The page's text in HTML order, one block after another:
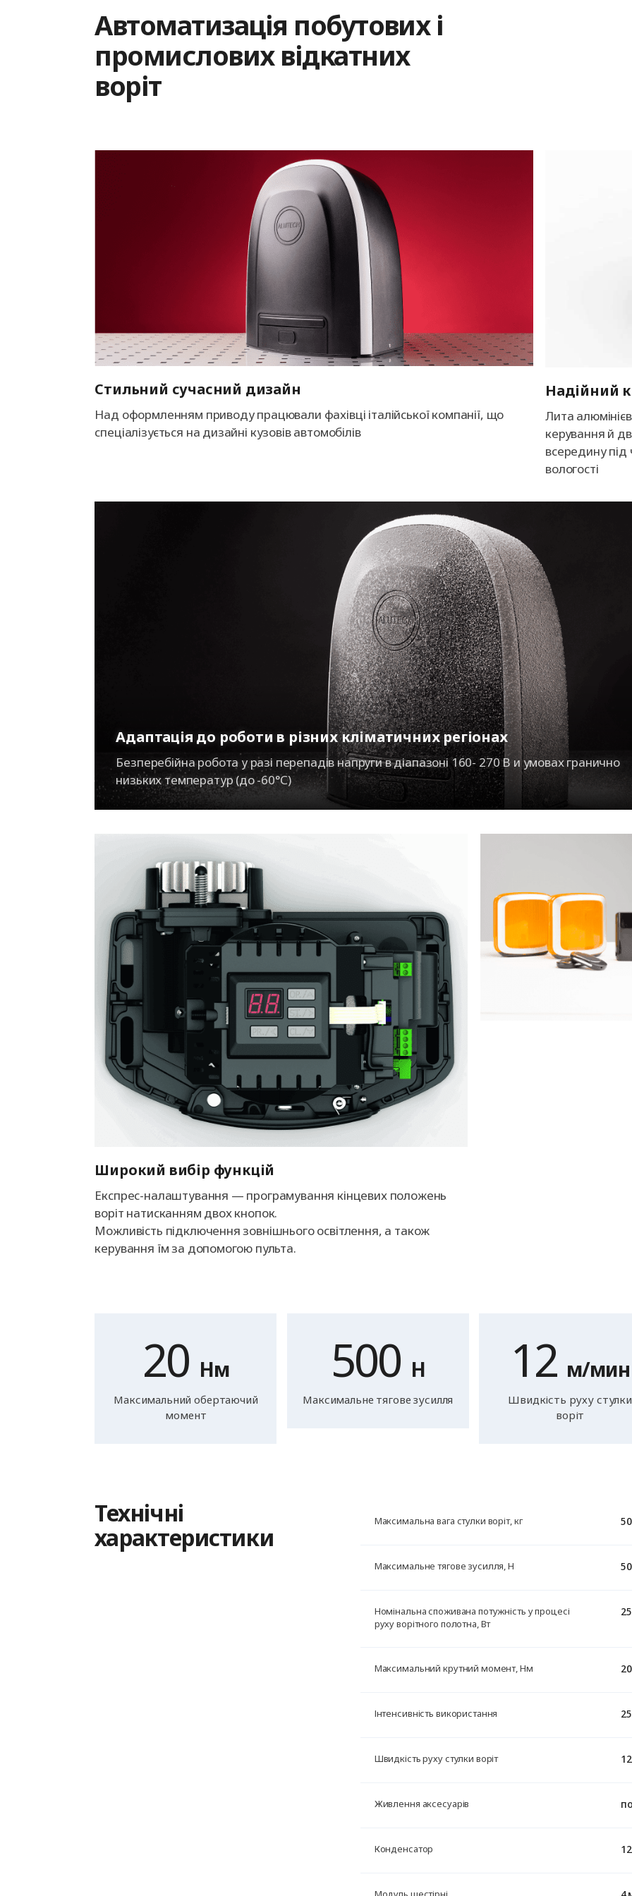
Автоматизація побутових і
промислових відкатних
воріт
Стильний сучасний дизайн
Над оформленням приводу працювали фахівці італійської компанії, що
спеціалізується на дизайні кузовів автомобілів
Надійний
Лита
керування й
всередину під
вологості
Адаптація до роботи в різних кліматичних регіонах
Безперебійна робота у разі перепадів напруги в діапазоні 160- 270 В и умовах гранично
низьких температур (до -60°С)
Широкий вибір функцій
Експрес-налаштування — програмування кінцевих положень
воріт натисканням двох кнопок.
Можливість підключення зовнішнього освітлення, а також
керування їм за допомогою пульта.
20 Нм
Максимальний обертаючий
момент
500 Н
Максимальне тягове зусилля
12 м/мин
Швидкість руху стулки
воріт
Технічні
характеристики
Максимальна вага стулки воріт, кг
Максимальне тягове зусилля, Н
Номінальна споживана потужність у процесі
руху ворітного полотна, Вт
Максимальний крутний момент, Нм 20
Інтенсивність використання
Швидкість руху стулки воріт
Живлення аксесуарів
Конденсатор